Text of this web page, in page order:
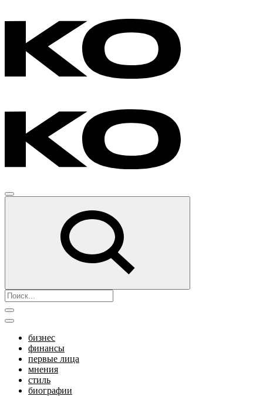
бизнес
финансы
первые лица
мнения
стиль
биографии